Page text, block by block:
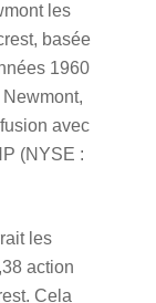
les
basée
1960
avec
(NYSE :
les
action
Cela